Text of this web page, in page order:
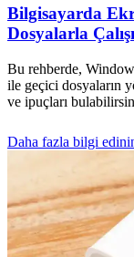
Bilgisayarda
Dosyalarla
Bu rehberde,
ile geçici dosyaların
ve ipuçları
Daha fazla bilgi